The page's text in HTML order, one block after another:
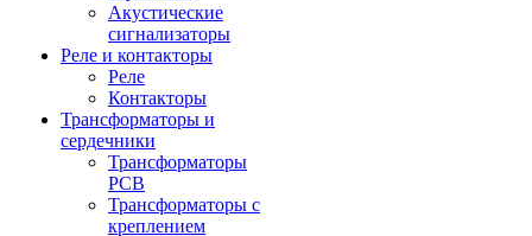
Акустические
сигнализаторы
Реле и контакторы
Реле
Контакторы
Трансформаторы и
сердечники
Трансформаторы
PCB
Трансформаторы с
креплением